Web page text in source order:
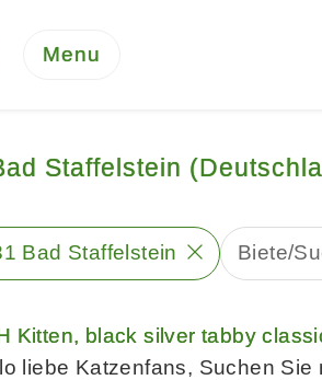
Menu
Staffelstein
Bad Staffelstein Biete/
Kitten, black silver tabby
liebe Katzenfans, Suchen